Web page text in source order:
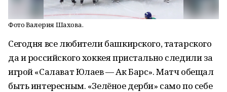
Фото Валерия Шахова.
Сегодня все любители башкирского, татарского
да и российского хоккея пристально следили за
игрой «Салават Юлаев — Ак Барс». Матч обещал
быть интересным. «Зелёное дерби» само по себе